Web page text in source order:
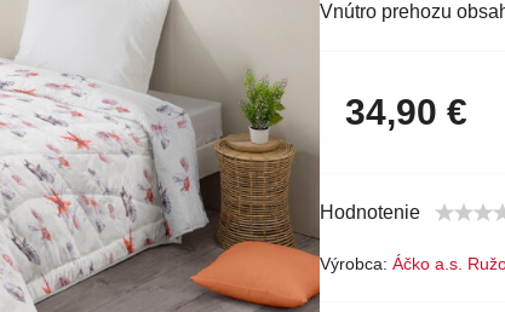
Vnútro prehozu
34,90 €
Hodnotenie
Výrobca: Áčko a.s.